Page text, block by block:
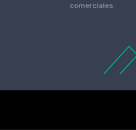
comerciales.